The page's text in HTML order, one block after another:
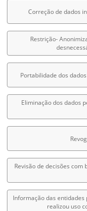
Correção de dados
Restrição-
Portabilidade dos
Eliminação dos dados
Revisão de decisões
Informação das entidades
realizou uso